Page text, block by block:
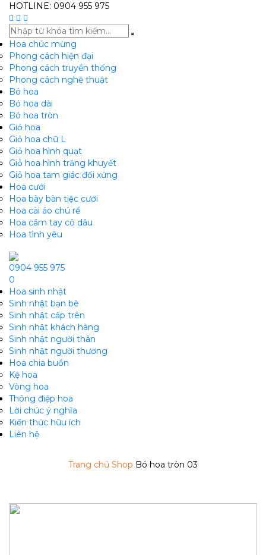
HOTLINE: 0904 955 975
Hoa chúc mừng
Phong cách hiện đại
Phong cách truyền thống
Phong cách nghệ thuật
Bó hoa
Bó hoa dài
Bó hoa tròn
Giỏ hoa
Giỏ hoa chữ L
Giỏ hoa hình quạt
Giỏ̉ hoa hình trăng khuyết
Giỏ hoa tam giác đối xứng
Hoa cưới
Hoa bày bàn tiệc cưới
Hoa cài áo chú rể
Hoa cầm tay cô dâu
Hoa tình yêu
0904 955 975
0
Hoa sinh nhật
Sinh nhật bạn bè
Sinh nhật cấp trên
Sinh nhật khách hàng
Sinh nhật người thân
Sinh nhật người thương
Hoa chia buồn
Kệ hoa
Vòng hoa
Thông điệp hoa
Lời chúc ý nghĩa
Kiến thức hữu ích
Liên hệ
Trang chủ Shop Bó hoa tròn 03